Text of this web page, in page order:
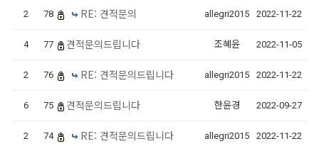
2 78 RE: 견적문의 allegri2015 2022-11-22
4 77 견적문의드립니다 조혜윤 2022-11-05
2 76 RE: 견적문의드립니다 allegri2015 2022-11-22
6 75 견적문의드립니다 한윤경 2022-09-27
2 74 RE: 견적문의드립니다 allegri2015 2022-11-22